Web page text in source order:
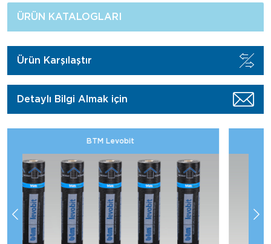
ÜRÜN KATALOGLARI
Ürün Karşılaştır
Detaylı Bilgi Almak için
Elastopast ELT 400